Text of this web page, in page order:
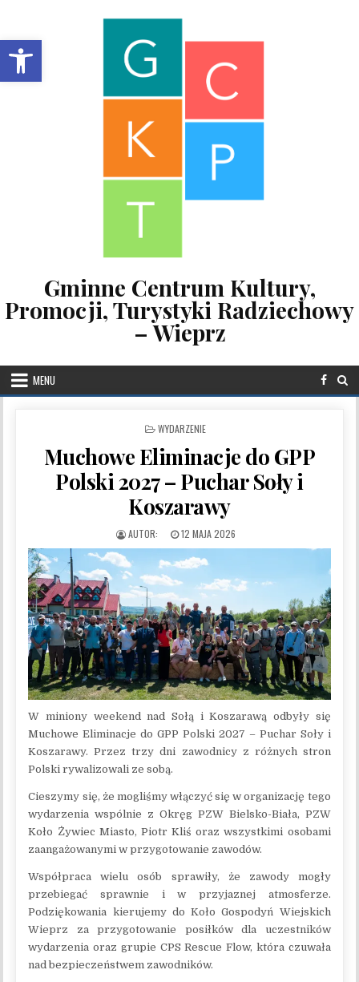
Open toolbar
Gminne Centrum Kultury,
Promocji, Turystyki Radziechowy
– Wieprz
MENU
POSTED IN
WYDARZENIE
Muchowe Eliminacje do GPP
Polski 2027 – Puchar Soły i
Koszarawy
PUBLISHED DATE:
12 MAJA 2026
W miniony weekend nad Sołą i Koszarawą odbyły się
Muchowe Eliminacje do GPP Polski 2027 – Puchar Soły i
Koszarawy. Przez trzy dni zawodnicy z różnych stron
Polski rywalizowali ze sobą.
Cieszymy się, że mogliśmy włączyć się w organizację tego
wydarzenia wspólnie z Okręg PZW Bielsko-Biała, PZW
Koło Żywiec Miasto, Piotr Kliś oraz wszystkimi osobami
zaangażowanymi w przygotowanie zawodów.
Współpraca wielu osób sprawiły, że zawody mogły
przebiegać sprawnie i w przyjaznej atmosferze.
Podziękowania kierujemy do Koło Gospodyń Wiejskich
Wieprz za przygotowanie posiłków dla uczestników
wydarzenia oraz grupie CPS Rescue Flow, która czuwała
nad bezpieczeństwem zawodników.